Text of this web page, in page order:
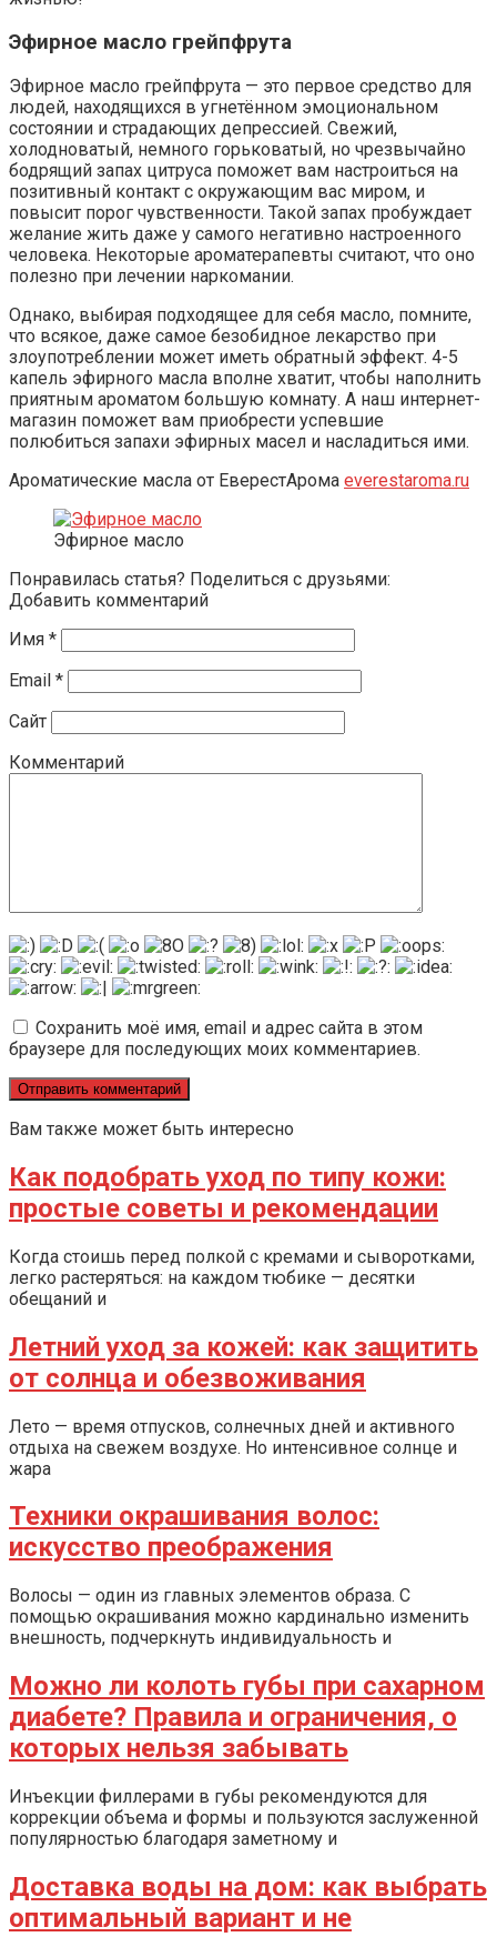
Эфирное масло грейпфрута
Эфирное масло грейпфрута — это первое средство для
людей, находящихся в угнетённом эмоциональном
состоянии и страдающих депрессией. Свежий,
холодноватый, немного горьковатый, но чрезвычайно
бодрящий запах цитруса поможет вам настроиться на
позитивный контакт с окружающим вас миром, и
повысит порог чувственности. Такой запах пробуждает
желание жить даже у самого негативно настроенного
человека. Некоторые ароматерапевты считают, что оно
полезно при лечении наркомании.
Однако, выбирая подходящее для себя масло, помните,
что всякое, даже самое безобидное лекарство при
злоупотреблении может иметь обратный эффект. 4-5
капель эфирного масла вполне хватит, чтобы наполнить
приятным ароматом большую комнату. А наш интернет-
магазин поможет вам приобрести успевшие
полюбиться запахи эфирных масел и насладиться ими.
Ароматические масла от ЕверестАрома everestaroma.ru
Эфирное масло
Понравилась статья? Поделиться с друзьями:
Добавить комментарий
Имя *
Email *
Сайт
Комментарий
Сохранить моё имя, email и адрес сайта в этом
браузере для последующих моих комментариев.
Вам также может быть интересно
Как подобрать уход по типу кожи:
простые советы и рекомендации
Когда стоишь перед полкой с кремами и сыворотками,
легко растеряться: на каждом тюбике — десятки
обещаний и
Летний уход за кожей: как защитить
от солнца и обезвоживания
Лето — время отпусков, солнечных дней и активного
отдыха на свежем воздухе. Но интенсивное солнце и
жара
Техники окрашивания волос:
искусство преображения
Волосы — один из главных элементов образа. С
помощью окрашивания можно кардинально изменить
внешность, подчеркнуть индивидуальность и
Можно ли колоть губы при сахарном
диабете? Правила и ограничения, о
которых нельзя забывать
Инъекции филлерами в губы рекомендуются для
коррекции объема и формы и пользуются заслуженной
популярностью благодаря заметному и
Доставка воды на дом: как выбрать
оптимальный вариант и не